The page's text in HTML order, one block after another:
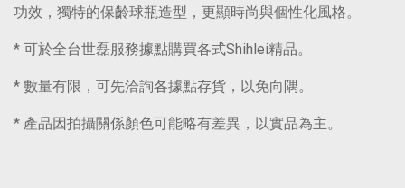
功效，獨特的保齡球瓶造型，更顯時尚與個性化風格。
* 可於全台世磊服務據點購買各式Shihlei精品。
* 數量有限，可先洽詢各據點存貨，以免向隅。
* 產品因拍攝關係顏色可能略有差異，以實品為主。